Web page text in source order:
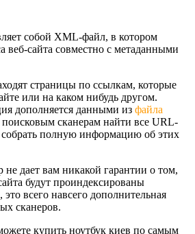
собой XML-файл, в котором
веб-сайта совместно с метаданными
страницы по ссылкам, которые
или на каком нибудь другом.
дополняется данными из файла
поисковым сканерам найти все URL-
полную информацию об этих
не дает вам никакой гарантии о том,
будут проиндексированы
всего навсего дополнительная
сканеров.
купить ноутбук киев по самым